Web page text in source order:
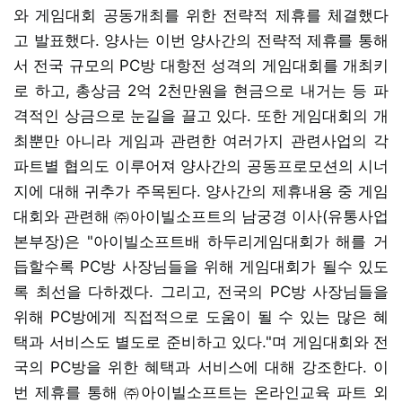
와 게임대회 공동개최를 위한 전략적 제휴를 체결했다
고 발표했다. 양사는 이번 양사간의 전략적 제휴를 통해
서 전국 규모의 PC방 대항전 성격의 게임대회를 개최키
로 하고, 총상금 2억 2천만원을 현금으로 내거는 등 파
격적인 상금으로 눈길을 끌고 있다. 또한 게임대회의 개
최뿐만 아니라 게임과 관련한 여러가지 관련사업의 각
파트별 협의도 이루어져 양사간의 공동프로모션의 시너
지에 대해 귀추가 주목된다. 양사간의 제휴내용 중 게임
대회와 관련해 ㈜아이빌소프트의 남궁경 이사(유통사업
본부장)은 "아이빌소프트배 하두리게임대회가 해를 거
듭할수록 PC방 사장님들을 위해 게임대회가 될수 있도
록 최선을 다하겠다. 그리고, 전국의 PC방 사장님들을
위해 PC방에게 직접적으로 도움이 될 수 있는 많은 혜
택과 서비스도 별도로 준비하고 있다."며 게임대회와 전
국의 PC방을 위한 혜택과 서비스에 대해 강조한다. 이
번 제휴를 통해 ㈜아이빌소프트는 온라인교육 파트 외